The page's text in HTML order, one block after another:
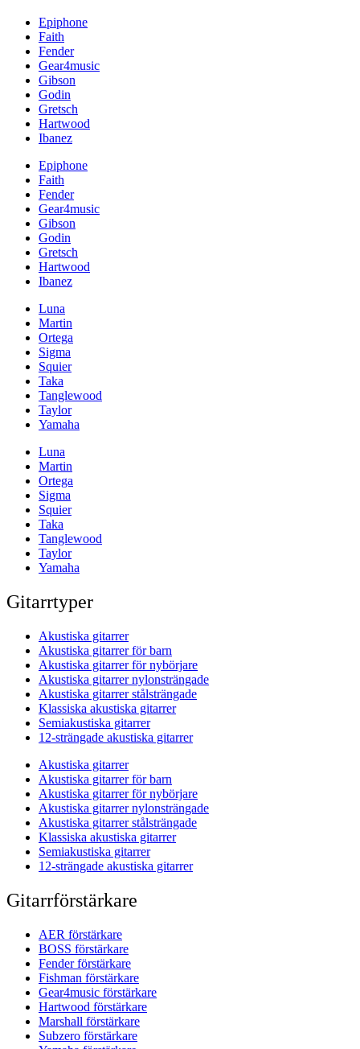
Epiphone
Faith
Fender
Gear4music
Gibson
Godin
Gretsch
Hartwood
Ibanez
Epiphone
Faith
Fender
Gear4music
Gibson
Godin
Gretsch
Hartwood
Ibanez
Luna
Martin
Ortega
Sigma
Squier
Taka
Tanglewood
Taylor
Yamaha
Luna
Martin
Ortega
Sigma
Squier
Taka
Tanglewood
Taylor
Yamaha
Gitarrtyper
Akustiska gitarrer
Akustiska gitarrer för barn
Akustiska gitarrer för nybörjare
Akustiska gitarrer nylonsträngade
Akustiska gitarrer stålsträngade
Klassiska akustiska gitarrer
Semiakustiska gitarrer
12-strängade akustiska gitarrer
Akustiska gitarrer
Akustiska gitarrer för barn
Akustiska gitarrer för nybörjare
Akustiska gitarrer nylonsträngade
Akustiska gitarrer stålsträngade
Klassiska akustiska gitarrer
Semiakustiska gitarrer
12-strängade akustiska gitarrer
Gitarrförstärkare
AER förstärkare
BOSS förstärkare
Fender förstärkare
Fishman förstärkare
Gear4music förstärkare
Hartwood förstärkare
Marshall förstärkare
Subzero förstärkare